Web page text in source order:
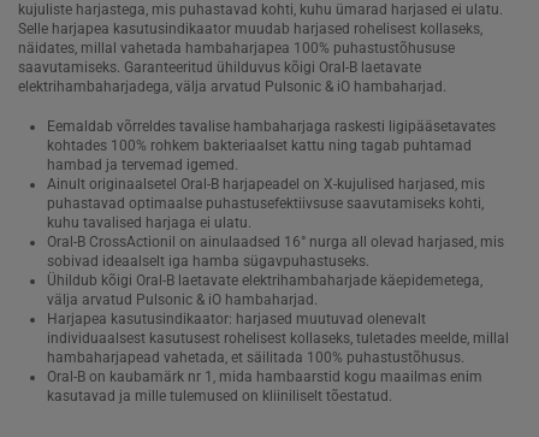
kujuliste harjastega, mis puhastavad kohti, kuhu ümarad harjased ei ulatu.
Selle harjapea kasutusindikaator muudab harjased rohelisest kollaseks,
näidates, millal vahetada hambaharjapea 100% puhastustõhususe
saavutamiseks. Garanteeritud ühilduvus kõigi Oral-B laetavate
elektrihambaharjadega, välja arvatud Pulsonic & iO hambaharjad.
Eemaldab võrreldes tavalise hambaharjaga raskesti ligipääsetavates
kohtades 100% rohkem bakteriaalset kattu ning tagab puhtamad
hambad ja tervemad igemed.
Ainult originaalsetel Oral-B harjapeadel on X-kujulised harjased, mis
puhastavad optimaalse puhastusefektiivsuse saavutamiseks kohti,
kuhu tavalised harjaga ei ulatu.
Oral-B CrossActionil on ainulaadsed 16° nurga all olevad harjased, mis
sobivad ideaalselt iga hamba sügavpuhastuseks.
Ühildub kõigi Oral-B laetavate elektrihambaharjade käepidemetega,
välja arvatud Pulsonic & iO hambaharjad.
Harjapea kasutusindikaator: harjased muutuvad olenevalt
individuaalsest kasutusest rohelisest kollaseks, tuletades meelde, millal
hambaharjapead vahetada, et säilitada 100% puhastustõhusus.
Oral-B on kaubamärk nr 1, mida hambaarstid kogu maailmas enim
kasutavad ja mille tulemused on kliiniliselt tõestatud.